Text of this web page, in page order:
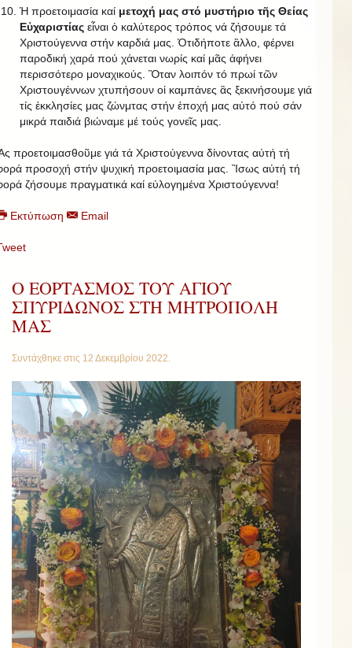
Ἡ προετοιμασία καί μετοχή μας στό μυστήριο τῆς Θείας
Εὐχαριστίας εἶναι ὁ καλύτερος τρόπος νά ζήσουμε τά
Χριστούγεννα στήν καρδιά μας. Ὁτιδήποτε ἂλλο, φέρνει
παροδική χαρά πού χάνεται νωρίς καί μᾶς ἀφήνει
περισσότερο μοναχικούς. Ὃταν λοιπόν τό πρωί τῶν
Χριστουγέννων χτυπήσουν οἱ καμπάνες ἂς ξεκινήσουμε γιά
τίς ἐκκλησίες μας ζώνμτας στήν ἐποχή μας αὐτό πού σάν
μικρά παιδιά βιώναμε μέ τούς γονεῖς μας.
προετοιμασθοῦμε γιά τά Χριστούγεννα δίνοντας αὐτή τή
προσοχή στήν ψυχική προετοιμασία μας. Ἲσως αὐτή τή
ζήσουμε πραγματικά καί εὐλογημένα Χριστούγεννα!
Εκτύπωση Email
Ο ΕΟΡΤΑΣΜΟΣ ΤΟΥ ΑΓΙΟΥ
ΣΠΥΡΙΔΩΝΟΣ ΣΤΗ ΜΗΤΡΟΠΟΛΗ
ΜΑΣ
Συντάχθηκε στις 12 Δεκεμβρίου 2022.